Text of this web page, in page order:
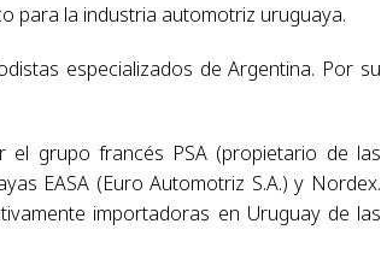
para la industria automotriz uruguaya.
especializados de Argentina. Por su
el grupo francés PSA (propietario de las
EASA (Euro Automotriz S.A.) y Nordex.
importadoras en Uruguay de las